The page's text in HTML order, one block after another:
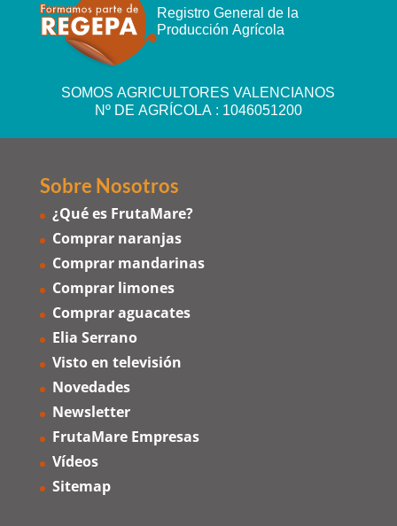
Registro General de la
Producción Agrícola
SOMOS AGRICULTORES VALENCIANOS
Nº DE AGRÍCOLA : 1046051200
Sobre Nosotros
¿Qué es FrutaMare?
Comprar naranjas
Comprar mandarinas
Comprar limones
Comprar aguacates
Elia Serrano
Visto en televisión
Novedades
Newsletter
FrutaMare Empresas
Vídeos
Sitemap